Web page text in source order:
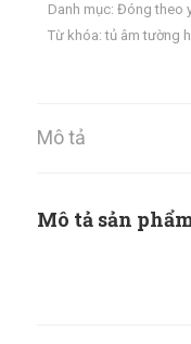
Danh mục: Đóng theo
Từ khóa:tủ âm tường
Mô tả
Mô tả sản